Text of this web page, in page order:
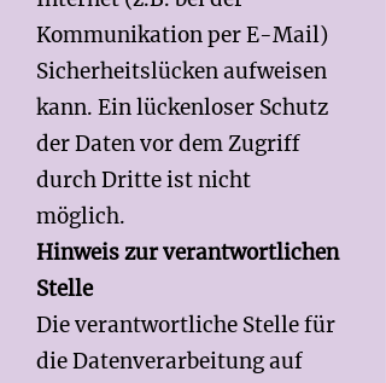
Kommunikation per E-Mail)
Sicherheitslücken aufweisen
kann. Ein lückenloser Schutz
der Daten vor dem Zugriff
durch Dritte ist nicht
möglich.
Hinweis zur verantwortlichen
Stelle
Die verantwortliche Stelle für
die Datenverarbeitung auf